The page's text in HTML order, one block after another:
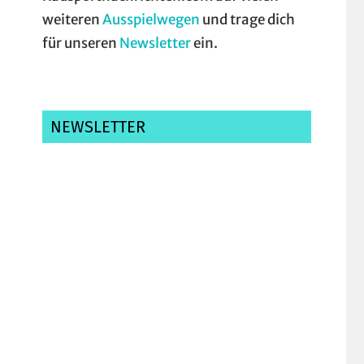
weiterenAusspielwegen und trage dich
für unseren Newsletterein.
NEWSLETTER